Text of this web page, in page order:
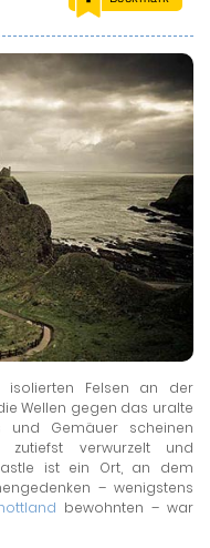
Felsen an der
Wellen gegen das uralte
und Gemäuer scheinen
zutiefst verwurzelt und
ist ein Ort, an dem
– wenigstens
bewohnten – war